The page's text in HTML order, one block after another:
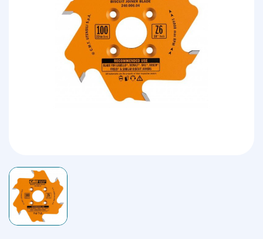
FERS & PLAQUETTES
LAMES SCIES RUBAN